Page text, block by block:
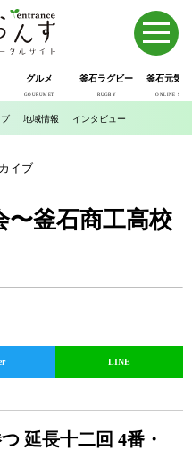
グルメ
GOURUMET
釜石ラグビー
RUGBY
釜石元気
ONLINE SHOP
地域情報 インタビュー
イブ
〜釜石商工高校
LINE
延長十二回 4番・